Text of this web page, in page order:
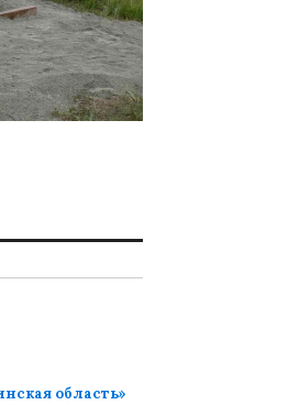
область»